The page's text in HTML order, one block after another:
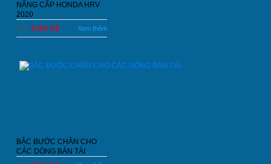
NÂNG CẤP HONDA HRV
2020
Giá: Liên hệ Xem thêm
BẬC BƯỚC CHÂN CHO
CÁC DÒNG BÁN TẢI